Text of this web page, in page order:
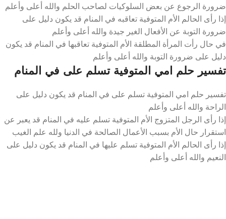
ضرورة الرجوع عن بعض السلوكيات لصاحب الحلم والله أعلى وأعلم
إذا رأى الحالم الأم المتوفية تعاقبه في المنام قد يكون دليل على
ضرورة التوبة عن الأفعال الغير جيدة والله أعلى وأعلم
في حال رأت المرأة المطلقة الأم المتوفية تعاقبها في المنام قد يكون
دليل على ضرورة التوبة والله أعلى وأعلم
تفسير حلم امي المتوفية تسلم على في المنام
تفسير حلم امي المتوفية تسلم على في المنام قد يكون دليل على
الراحة والله أعلى وأعلم
إذا رأى الرجل المتزوج الأم المتوفية تسلم عليه في المنام قد يعبر عن
استقرار حال الأم بسبب الأعمال الصالحة في الدنيا ولله علم الغيب
إذا رأى الحالم الأم المتوفية تسلم عليها في المنام قد يكون دليل على
النعيم والله أعلى وأعلم